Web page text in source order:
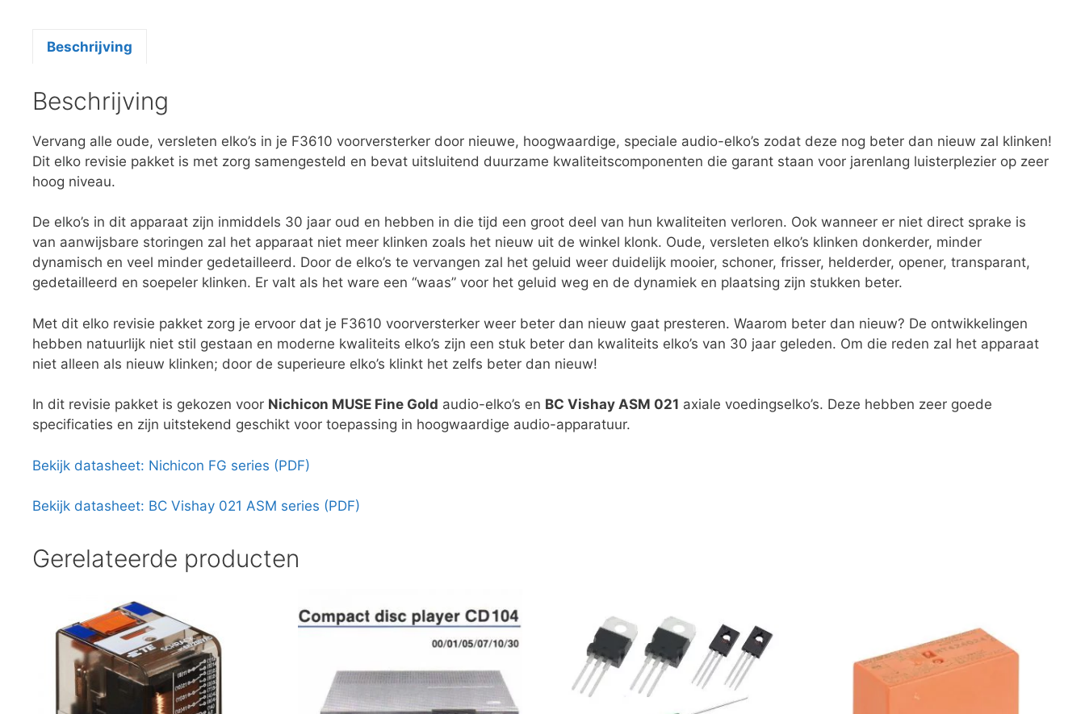
Beschrijving
Beschrijving
Vervang alle oude, versleten elko’s in je F3610 voorversterker door nieuwe, hoogwaardige, speciale audio-elko’s zodat deze nog beter dan nieuw zal klinken!
Dit elko revisie pakket is met zorg samengesteld en bevat uitsluitend duurzame kwaliteitscomponenten die garant staan voor jarenlang luisterplezier op zeer
hoog niveau.
De elko’s in dit apparaat zijn inmiddels 30 jaar oud en hebben in die tijd een groot deel van hun kwaliteiten verloren. Ook wanneer er niet direct sprake is
van aanwijsbare storingen zal het apparaat niet meer klinken zoals het nieuw uit de winkel klonk. Oude, versleten elko’s klinken donkerder, minder
dynamisch en veel minder gedetailleerd. Door de elko’s te vervangen zal het geluid weer duidelijk mooier, schoner, frisser, helderder, opener, transparant,
gedetailleerd en soepeler klinken. Er valt als het ware een “waas” voor het geluid weg en de dynamiek en plaatsing zijn stukken beter.
Met dit elko revisie pakket zorg je ervoor dat je F3610 voorversterker weer beter dan nieuw gaat presteren. Waarom beter dan nieuw? De ontwikkelingen
hebben natuurlijk niet stil gestaan en moderne kwaliteits elko’s zijn een stuk beter dan kwaliteits elko’s van 30 jaar geleden. Om die reden zal het apparaat
niet alleen als nieuw klinken; door de superieure elko’s klinkt het zelfs beter dan nieuw!
In dit revisie pakket is gekozen voor Nichicon MUSE Fine Gold audio-elko’s en BC Vishay ASM 021 axiale voedingselko’s. Deze hebben zeer goede
specificaties en zijn uitstekend geschikt voor toepassing in hoogwaardige audio-apparatuur.
Bekijk datasheet: Nichicon FG series (PDF)
Bekijk datasheet: BC Vishay 021 ASM series (PDF)
Gerelateerde producten